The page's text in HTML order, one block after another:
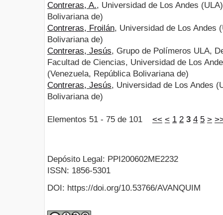
Contreras, A., Universidad de Los Andes
Bolivariana de)
Contreras, Froilán, Universidad de Los Andes
Bolivariana de)
Contreras, Jesús, Grupo de Polímeros ULA,
Facultad de Ciencias, Universidad de Los
(Venezuela, República Bolivariana de)
Contreras, Jesús, Universidad de Los Andes
Bolivariana de)
Elementos 51 - 75 de 101 << < 1 2 3 4 5 >
Depósito Legal: PPI200602ME2232
ISSN: 1856-5301
DOI: https://doi.org/10.53766/AVANQUIM